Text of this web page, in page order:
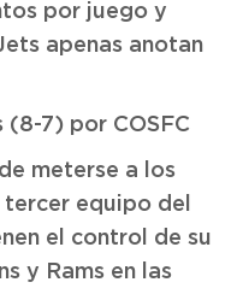
por juego y
apenas anotan
(8-7) por COSFC
meterse a los
equipo del
el control de su
y Rams en las